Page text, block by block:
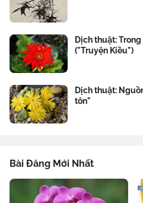
Dịch thuật:
("Truyện Kiều")
Dịch thuật:
tôn"
Bài Đăng Mới Nhất